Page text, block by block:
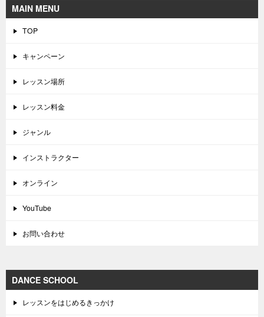
MAIN MENU
TOP
キャンペーン
レッスン場所
レッスン料金
ジャンル
インストラクター
オンライン
YouTube
お問い合わせ
DANCE SCHOOL
レッスンをはじめるきっかけ